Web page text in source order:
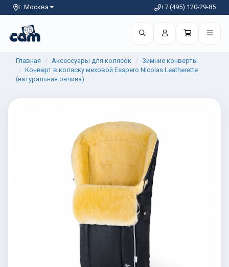
г. Москва +7 (495) 120-29-85
Главная Аксессуары для колясок
Зимние конверты
Конверт в коляску меховой Esspero Nicolas Leatherette
(натуральная овчина)